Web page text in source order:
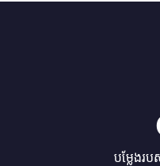
បម្លែង